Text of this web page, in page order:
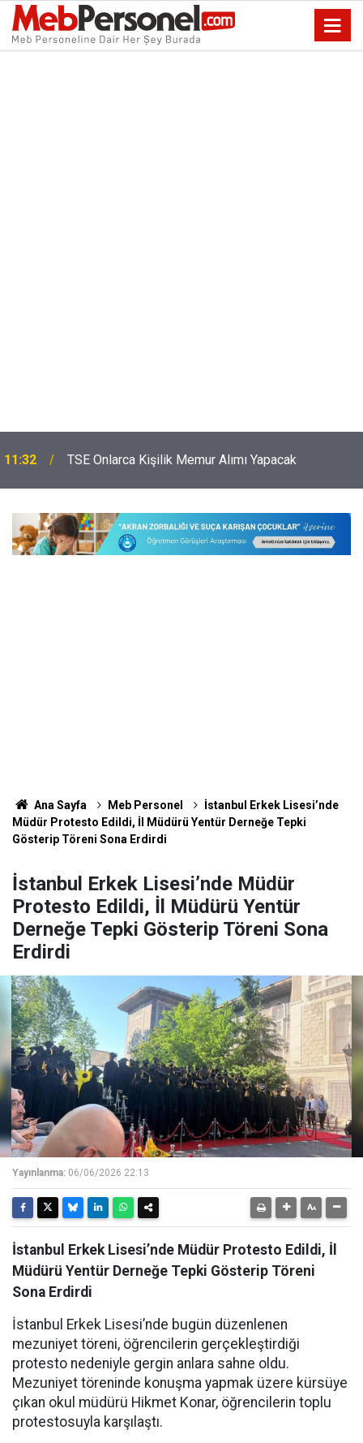
11:32 TSE Onlarca Kişilik Memur Alımı Yapacak
Ana Sayfa Meb Personel
İstanbul Erkek Lisesi’nde
Müdür Protesto Edildi, İl Müdürü Yentür Derneğe Tepki
Gösterip Töreni Sona Erdirdi
İstanbul Erkek Lisesi’nde Müdür
Protesto Edildi, İl Müdürü Yentür
Derneğe Tepki Gösterip Töreni Sona
Erdirdi
Yayınlanma: 06/06/2026 22:13
İstanbul Erkek Lisesi’nde Müdür Protesto Edildi, İl
Müdürü Yentür Derneğe Tepki Gösterip Töreni
Sona Erdirdi
İstanbul Erkek Lisesi’nde bugün düzenlenen
mezuniyet töreni, öğrencilerin gerçekleştirdiği
protesto nedeniyle gergin anlara sahne oldu.
Mezuniyet töreninde konuşma yapmak üzere kürsüye
çıkan okul müdürü Hikmet Konar, öğrencilerin toplu
protestosuyla karşılaştı.